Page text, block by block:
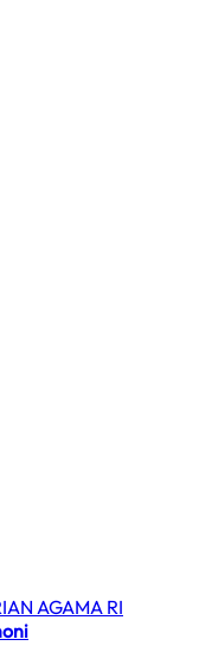
AGAMA RI